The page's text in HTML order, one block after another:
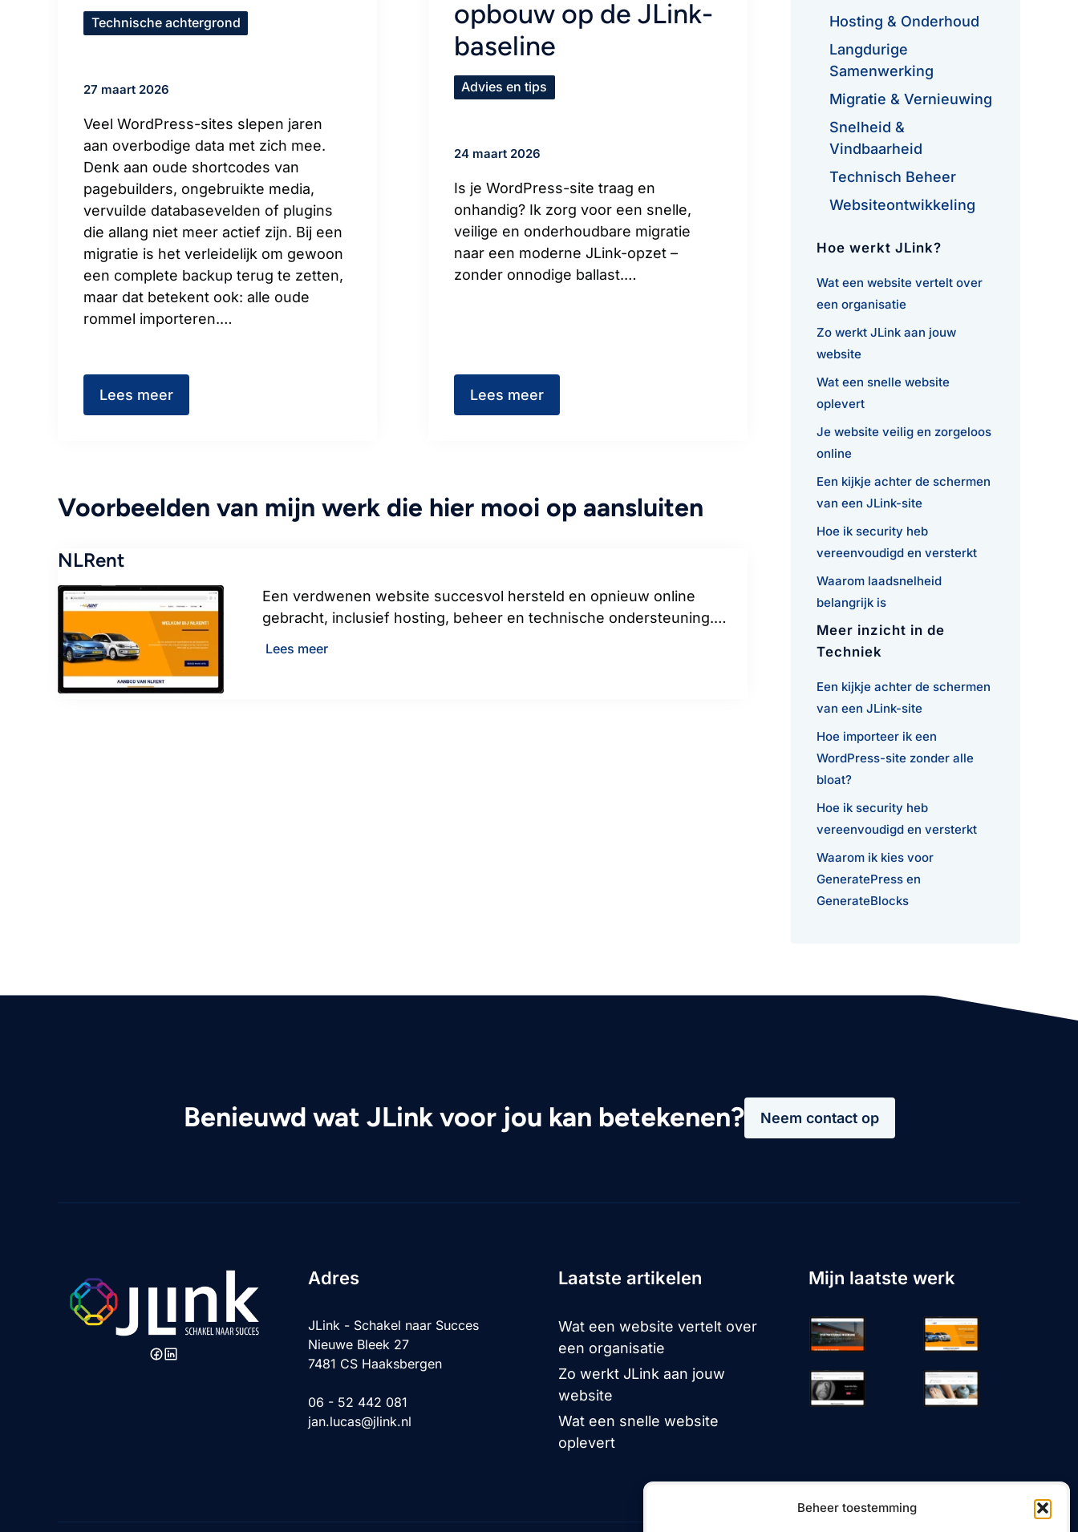
Beheer toestemming
Technische achtergrond
27 maart 2026
Veel WordPress-sites slepen jaren
aan overbodige data met zich mee.
Denk aan oude shortcodes van
pagebuilders, ongebruikte media,
vervuilde databasevelden of plugins
die allang niet meer actief zijn. Bij een
migratie is het verleidelijk om gewoon
een complete backup terug te zetten,
maar dat betekent ook: alle oude
rommel importeren.…
Lees meer
opbouw op de JLink-
baseline
Advies en tips
24 maart 2026
Is je WordPress-site traag en
onhandig? Ik zorg voor een snelle,
veilige en onderhoudbare migratie
naar een moderne JLink-opzet –
zonder onnodige ballast.…
Lees meer
Voorbeelden van mijn werk die hier mooi op aansluiten
NLRent
Een verdwenen website succesvol hersteld en opnieuw online
gebracht, inclusief hosting, beheer en technische ondersteuning.…
Lees meer
Hosting & Onderhoud
Langdurige
Samenwerking
Migratie & Vernieuwing
Snelheid &
Vindbaarheid
Technisch Beheer
Websiteontwikkeling
Hoe werkt JLink?
Wat een website vertelt over
een organisatie
Zo werkt JLink aan jouw
website
Wat een snelle website
oplevert
Je website veilig en zorgeloos
online
Een kijkje achter de schermen
van een JLink-site
Hoe ik security heb
vereenvoudigd en versterkt
Waarom laadsnelheid
belangrijk is
Meer inzicht in de
Techniek
Een kijkje achter de schermen
van een JLink-site
Hoe importeer ik een
WordPress-site zonder alle
bloat?
Hoe ik security heb
vereenvoudigd en versterkt
Waarom ik kies voor
GeneratePress en
GenerateBlocks
Benieuwd wat JLink voor jou kan betekenen? Neem contact op
Adres
JLink - Schakel naar Succes
Nieuwe Bleek 27
7481 CS Haaksbergen
06 - 52 442 081
jan.lucas@jlink.nl
Laatste artikelen
Wat een website vertelt over
een organisatie
Zo werkt JLink aan jouw
website
Wat een snelle website
oplevert
Mijn laatste werk